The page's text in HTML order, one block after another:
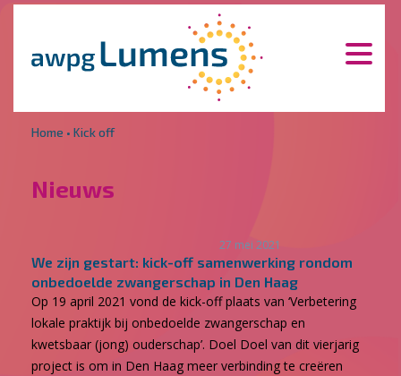
Home • Kick off
Nieuws
27 mei 2021
We zijn gestart: kick-off samenwerking rondom
onbedoelde zwangerschap in Den Haag
Op 19 april 2021 vond de kick-off plaats van ‘Verbetering
lokale praktijk bij onbedoelde zwangerschap en
kwetsbaar (jong) ouderschap’. Doel Doel van dit vierjarig
project is om in Den Haag meer verbinding te creëren